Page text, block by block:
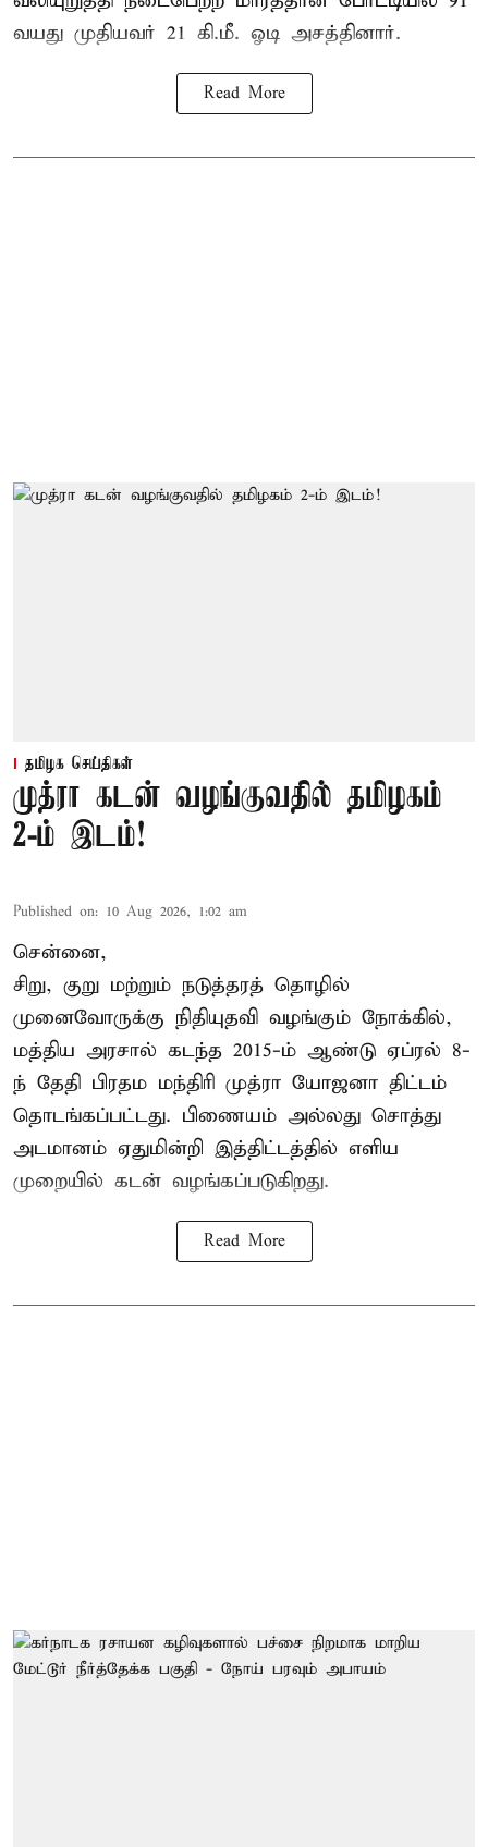
வயது முதியவர் 21 கி.மீ. ஓடி அசத்தினார்.
Read More
தமிழக செய்திகள்
முத்ரா கடன் வழங்குவதில் தமிழகம்
2-ம் இடம்!
Published on: 10 Aug 2026, 1:02 am
சென்னை,
சிறு, குறு மற்றும் நடுத்தரத் தொழில்
முனைவோருக்கு நிதியுதவி வழங்கும் நோக்கில்,
மத்திய அரசால் கடந்த 2015-ம் ஆண்டு ஏப்ரல் 8-
ந் தேதி பிரதம மந்திரி முத்ரா யோஜனா திட்டம்
தொடங்கப்பட்டது. பிணையம் அல்லது சொத்து
அடமானம் ஏதுமின்றி இத்திட்டத்தில் எளிய
முறையில் கடன் வழங்கப்படுகிறது.
Read More